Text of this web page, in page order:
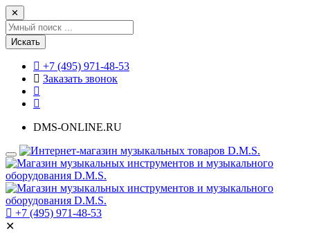
✕
Искать
+7 (495) 971-48-53
Заказать звонок
DMS-ONLINE.RU
+7 (495) 971-48-53
✕